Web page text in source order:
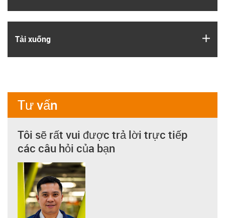
Tải xuống
Tư vấn
Tôi sẽ rất vui được trả lời trực tiếp
các câu hỏi của bạn